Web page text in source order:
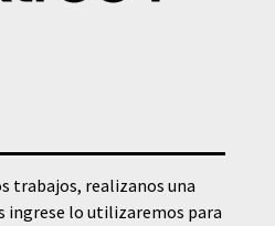
trabajos, realizanos una
ingrese lo utilizaremos para